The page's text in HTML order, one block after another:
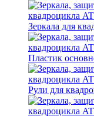
Зеркала для
Пластик
Рули для